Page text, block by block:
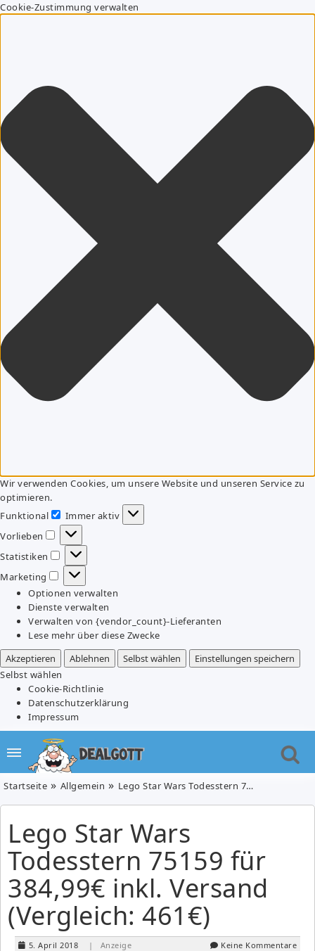
Cookie-Zustimmung verwalten
Wir verwenden Cookies, um unsere Website und unseren Service zu
optimieren.
Funktional
Funktional
Immer aktiv
Vorlieben
Vorlieben
Statistiken
Statistiken
Marketing
Marketing
Optionen verwalten
Dienste verwalten
Verwalten von {vendor_count}-Lieferanten
Lese mehr über diese Zwecke
Akzeptieren
Ablehnen Selbst wählen
Einstellungen speichern
Selbst wählen
Cookie-Richtlinie
Datenschutzerklärung
Impressum
Startseite Allgemein Lego Star Wars Todesstern 75159 für 384,99€ inkl. Versand (Vergleich: 461€)
Lego Star Wars
Todesstern 75159 für
384,99€ inkl. Versand
(Vergleich: 461€)
5. April 2018 | Anzeige Keine Kommentare